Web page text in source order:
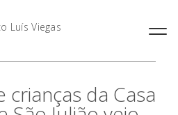
Luís Viegas
da Casa